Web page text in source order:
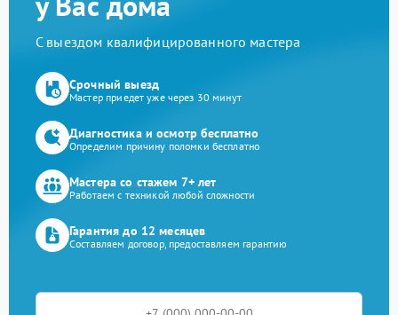
С выездом квалифицированного мастера
Срочный выезд
Мастер приедет уже через 30 минут
Диагностика и осмотр бесплатно
Определим причину поломки бесплатно
Мастера со стажем 7+ лет
Работаем с техникой любой сложности
Гарантия до 12 месяцев
Составляем договор, предоставляем гарантию